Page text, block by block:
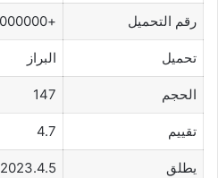
رقم التحميل +3000000000000
تحميل البراز
الحجم 147
تقييم 4.7
يطلق 2023.4.5